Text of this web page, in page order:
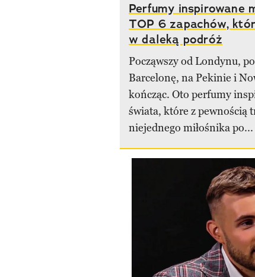
Perfumy inspirowane
TOP 6 zapachów,
w daleką podróż
Począwszy od Londynu,
Barcelonę, na Pekinie i
kończąc. Oto perfumy
świata, które z pewnością
niejednego miłośnika po...